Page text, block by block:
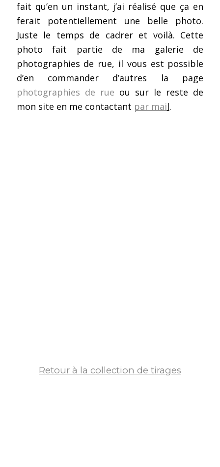
fait qu’en un instant, j’ai réalisé que ça en
ferait potentiellement une belle photo.
Juste le temps de cadrer et voilà. Cette
photo fait partie de ma galerie de
photographies de rue, il vous est possible
d’en commander d’autres la page
photographies de rue ou sur le reste de
mon site en me contactant par mail.
Retour à la collection de tirages